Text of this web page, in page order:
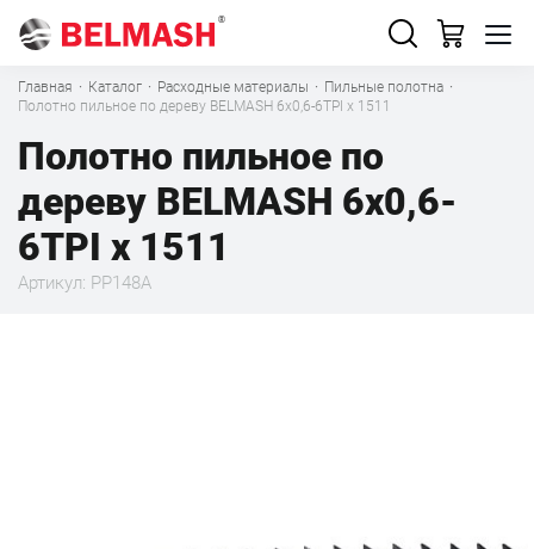
Главная · Каталог · Расходные материалы · Пильные полотна ·
Полотно пильное по дереву BELMASH 6x0,6-6TPI x 1511
Полотно пильное по
дереву BELMASH 6x0,6-
6TPI x 1511
Артикул: PP148A